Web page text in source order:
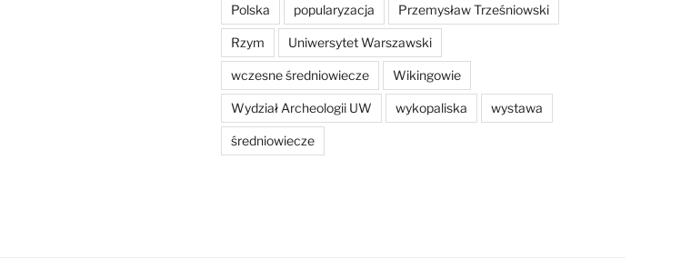
Polska popularyzacja Przemysław Trześniowski
Rzym Uniwersytet Warszawski
wczesne średniowiecze Wikingowie
Wydział Archeologii UW wykopaliska wystawa
średniowiecze